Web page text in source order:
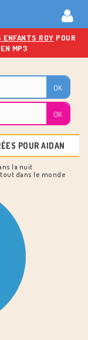
ENFANTS ROY POUR
MP3
POUR AIDAN
la nuit
dans le monde